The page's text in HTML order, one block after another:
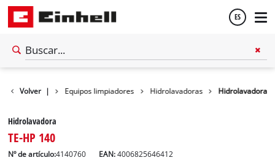
ES
Volver |
Taller Equipos limpiadores Hidrolavadoras Hidrolavadora
Hidrolavadora
TE-HP 140
Nº de artículo:4140760 EAN:4006825646412